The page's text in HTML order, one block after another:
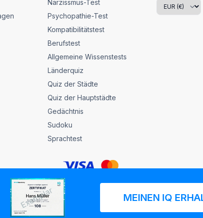
MEINEN IQ
Narzissmus-Test
Psychopathie-Test
Kompatibilitätstest
Berufstest
Allgemeine Wissenstests
Länderquiz
Quiz der Städte
Quiz der Hauptstädte
Gedächtnis
Sudoku
Sprachtest
stellt die Akzeptanz der Urheberrechte, der Allgemeinen
Richtlinien